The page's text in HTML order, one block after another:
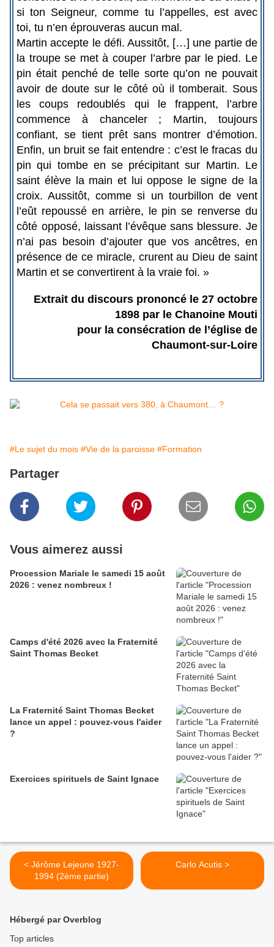
si ton Seigneur, comme tu l’appelles, est avec
toi, tu n’en éprouveras aucun mal.
Martin accepte le défi. Aussitôt, […] une partie de
la troupe se met à couper l’arbre par le pied. Le
pin était penché de telle sorte qu’on ne pouvait
avoir de doute sur le côté où il tomberait. Sous
les coups redoublés qui le frappent, l’arbre
commence à chanceler ; Martin, toujours
confiant, se tient prêt sans montrer d’émotion.
Enfin, un bruit se fait entendre : c’est le fracas du
pin qui tombe en se précipitant sur Martin. Le
saint élève la main et lui oppose le signe de la
croix. Aussitôt, comme si un tourbillon de vent
l’eût repoussé en arrière, le pin se renverse du
côté opposé, laissant l’évêque sans blessure. Je
n’ai pas besoin d’ajouter que vos ancêtres, en
présence de ce miracle, crurent au Dieu de saint
Martin et se convertirent à la vraie foi. »
Extrait du discours prononcé le 27 octobre
1898 par le Chanoine Mouti
pour la consécration de l’église de
Chaumont-sur-Loire
#Le sujet du mois #Vie de la paroisse #Formation
Partager
Vous aimerez aussi
Procession Mariale le samedi 15 août
2026 : venez nombreux !
Camps d'été 2026 avec la Fraternité
Saint Thomas Becket
La Fraternité Saint Thomas Becket
lance un appel : pouvez-vous l'aider
?
Exercices spirituels de Saint Ignace
< Jérôme Lejeune 1927-
1994 (2ème partie)
Carlo Acutis >
Hébergé par Overblog
Top articles